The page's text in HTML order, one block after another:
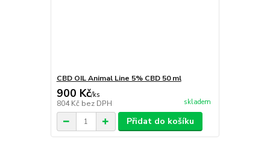
CBD OIL Animal Line 5% CBD 50 ml
900 Kč/ks
804 Kč bez DPH skladem
Přidat do košíku